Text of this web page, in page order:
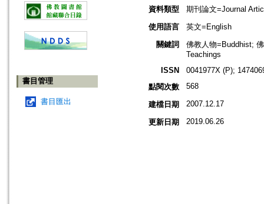
書目管理
書目匯出
資料類型
期刊論文=Journal
使用語言
英文=English
關鍵詞
佛教人物=Buddhist;
Teachings
ISSN
0041977X (P);
點閱次數
568
建檔日期 2007.12.17
更新日期 2019.06.26